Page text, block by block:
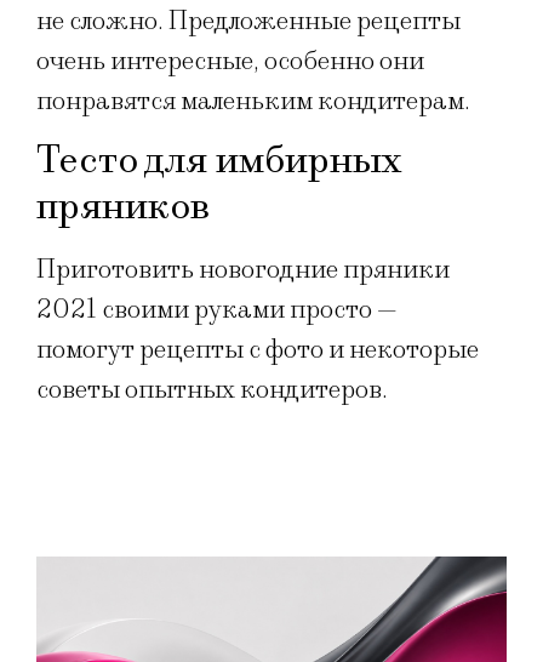
не сложно. Предложенные рецепты
очень интересные, особенно они
понравятся маленьким кондитерам.
Тесто для имбирных
пряников
Приготовить новогодние пряники
2021 своими руками просто —
помогут рецепты с фото и некоторые
советы опытных кондитеров.